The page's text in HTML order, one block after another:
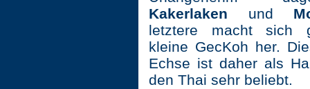
Kakerlaken und
letztere macht sich
kleine GecKoh her.
Echse ist daher als
den Thai sehr beliebt.